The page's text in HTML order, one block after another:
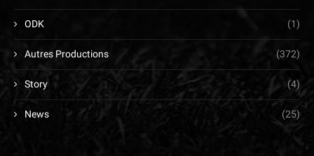
ODK (1)
Autres Productions (372)
Story (4)
News (25)